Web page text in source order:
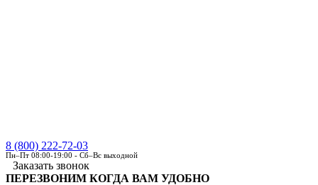
8 (800) 222-72-03
Пн–Пт 08:00-19:00 - Сб–Вс выходной
Заказать звонок
ПЕРЕЗВОНИМ КОГДА ВАМ УДОБНО